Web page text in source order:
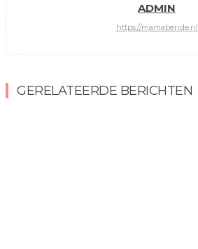
ADMIN
https://mamabende.nl
GERELATEERDE BERICHTEN